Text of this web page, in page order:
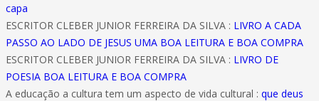
capa
ESCRITOR CLEBER JUNIOR FERREIRA DA SILVA : LIVRO A CADA
PASSO AO LADO DE JESUS UMA BOA LEITURA E BOA COMPRA
ESCRITOR CLEBER JUNIOR FERREIRA DA SILVA : LIVRO DE
POESIA BOA LEITURA E BOA COMPRA
A educação a cultura tem um aspecto de vida cultural : que deus